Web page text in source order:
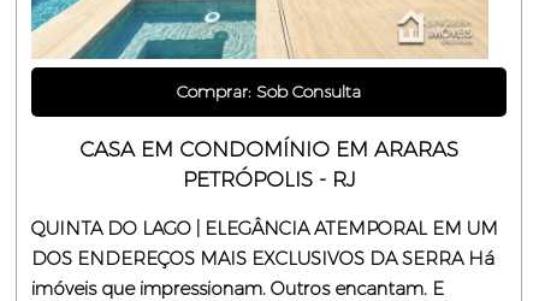
Comprar: Sob Consulta
CASA EM CONDOMÍNIO EM ARARAS
PETRÓPOLIS - RJ
QUINTA DO LAGO | ELEGÂNCIA ATEMPORAL EM UM
DOS ENDEREÇOS MAIS EXCLUSIVOS DA SERRA Há
imóveis que impressionam. Outros encantam. E